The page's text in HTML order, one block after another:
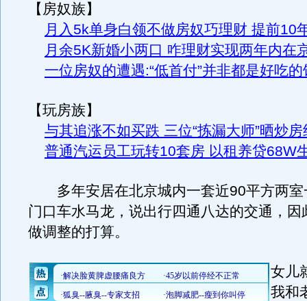
【房奴族】
月入5k单身白领不做房奴巧理财 提前10
月余5K新婚小两口 咋理财实现两年内在
一位房奴的遭遇:“低首付”并非都是好吃的
【玩房族】
与其追涨不如买跌 三位“拣漏大师”晒炒房
普通汽运员工玩转10套房 以租养贷68W
多年安居在北京城内一套近90平方两室
门口车水马龙，说出行四通八达的交通，因
做调整的打算。
女儿
我和